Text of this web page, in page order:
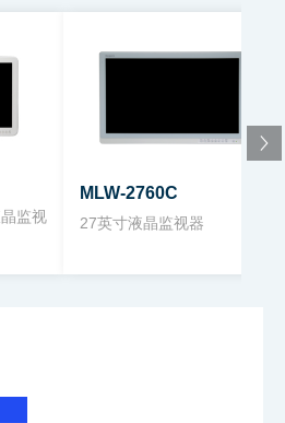
: 1 typ.
监视
MLW-2760C
27英寸液晶监视器